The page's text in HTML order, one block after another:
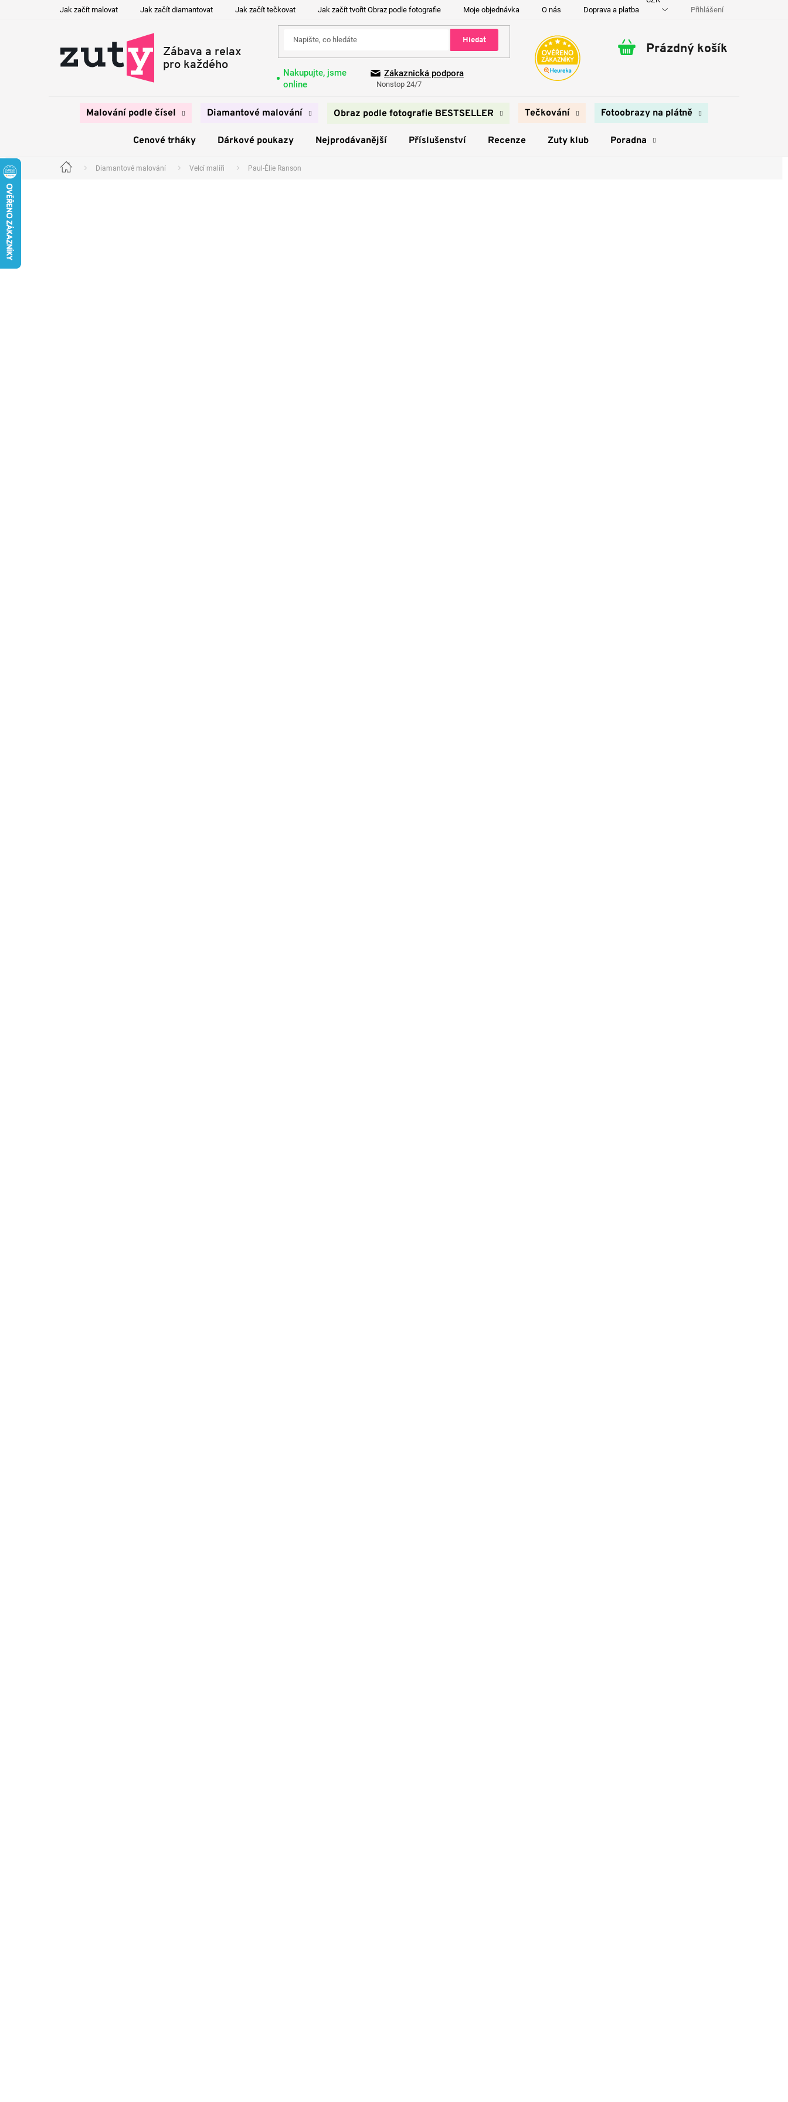
Jak začít malovat Jak začít diamantovat Jak začít tečkovat Jak začít tvořit Obraz podle fotografie Moje objednávka O nás Doprava a platba Kontakty Přihlášení
Hledat
Nakupujte, jsme
online
Zákaznická podpora
Nonstop 24/7
Nákupní
Prázdný košík
Malování podle čísel Diamantové malování Obraz podle fotografie BESTSELLER Tečkování Fotoobrazy na plátně
Cenové trháky Dárkové poukazy Nejprodávanější Příslušenství Recenze Zuty klub Poradna
Domů Diamantové malování Velcí malíři Paul-Élie Ranson